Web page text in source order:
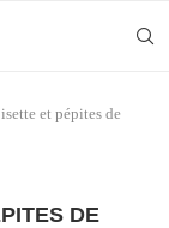
et pépites de
DE